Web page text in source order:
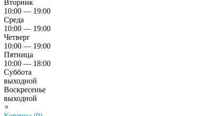
Вторник
10:00 — 19:00
Среда
10:00 — 19:00
Четверг
10:00 — 19:00
Пятница
10:00 — 18:00
Суббота
выходной
Воскресенье
выходной
×